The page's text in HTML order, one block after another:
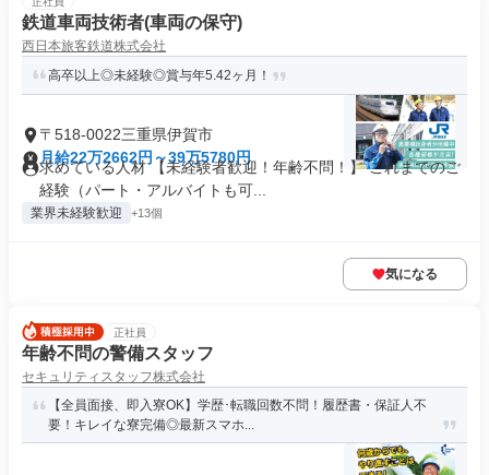
鉄道車両技術者(車両の保守)
西日本旅客鉄道株式会社
高卒以上◎未経験◎賞与年5.42ヶ月！
〒518-0022三重県伊賀市
月給22万2662円～39万5780円
求めている人材 【未経験者歓迎！年齢不問！】 これまでのご
経験（パート・アルバイトも可...
業界未経験歓迎 +13個
気になる
正社員
年齢不問の警備スタッフ
セキュリティスタッフ株式会社
【全員面接、即入寮OK】学歴･転職回数不問！履歴書・保証人不
要！キレイな寮完備◎最新スマホ...